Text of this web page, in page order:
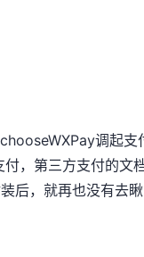
调起支
，第三方支付的文
后，就再也没有去